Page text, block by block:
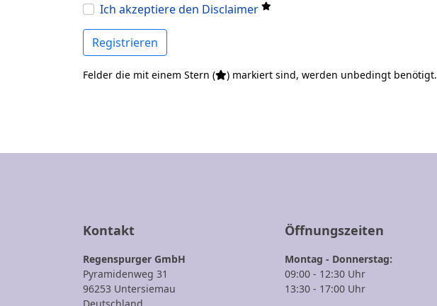
Ich akzeptiere den Disclaimer
Registrieren
Felder die mit einem Stern ( ) markiert sind, werden unbedingt benötigt.
Kontakt
Regenspurger GmbH
Pyramidenweg 31
96253 Untersiemau
Öffnungszeiten
Montag - Donnerstag:
09:00 - 12:30 Uhr
13:30 - 17:00 Uhr